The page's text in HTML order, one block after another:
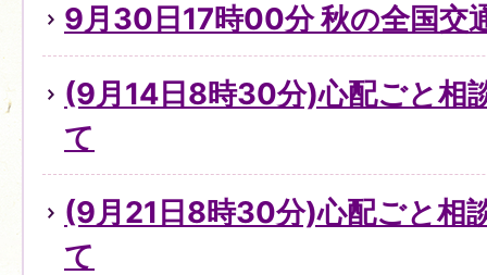
9月30日17時00分 秋の全国交
(9月14日8時30分)心配ごと相
て
(9月21日8時30分)心配ごと相
て